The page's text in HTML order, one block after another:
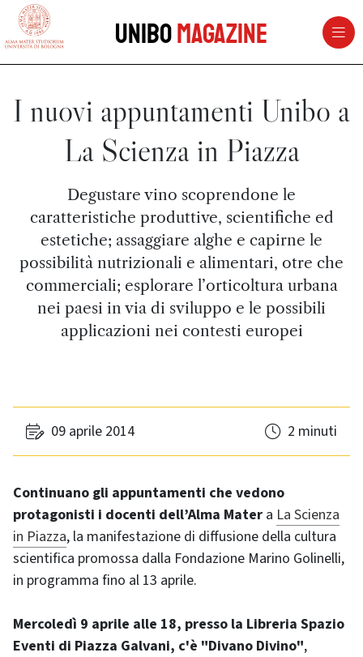
vai al contenuto della pagina
UniboMagazine
I nuovi appuntamenti Unibo a
La Scienza in Piazza
Degustare vino scoprendone le
caratteristiche produttive, scientifiche ed
estetiche; assaggiare alghe e capirne le
possibilità nutrizionali e alimentari, otre che
commerciali; esplorare l’orticoltura urbana
nei paesi in via di sviluppo e le possibili
applicazioni nei contesti europei
09 aprile 2014 2 minuti
Continuano gli appuntamenti che vedono
protagonisti i docenti dell’Alma Mater a La Scienza
in Piazza, la manifestazione di diffusione della cultura
scientifica promossa dalla Fondazione Marino Golinelli,
in programma fino al 13 aprile.
Mercoledì 9 aprile alle 18, presso la Libreria Spazio
Eventi di Piazza Galvani, c'è "Divano Divino",